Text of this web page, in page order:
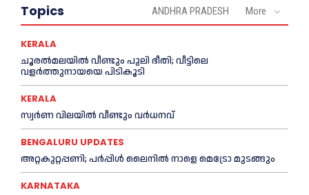
Topics ANDHRA PRADESH More
KERALA
ചൂരല്‍മലയില്‍ വീണ്ടും പുലി ഭീതി; വീട്ടിലെ
വളര്‍ത്തുനായയെ പിടികൂടി
KERALA
സ്വർണ വിലയില്‍ വീണ്ടും വർധനവ്
BENGALURU UPDATES
അറ്റകുറ്റപ്പണി; പർപ്പിൾ ലൈനില്‍ നാളെ മെട്രോ മുടങ്ങും
KARNATAKA